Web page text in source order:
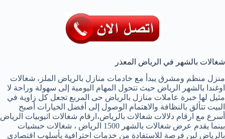
شغالات بالشهر في الرياض المعذر
منزل منظم ومشرق يبدأ مع خادمات منازل بالرياض الملز، شغالات
اوغندا بالشهر الرياض حيث تتحول المهام اليومية إلى سهولة وراحة لا
مثيل لها خبرة عاملات منازل بالرياض حى المربع تجعل كل زاوية في
البيت تتألق بالنظافة والاهتمام الوصول إلى أفضل الخيارات أصبح
أسرع مع ارقام دلالات شغالات بالرياض،ارقام شغالات اثيوبيات الرياض
بينما يقدم عرض شغالات بالشهر 1500 الرياض ، شغالات حبشيات
بالرياض لبن فرصة للاستفادة من خدمات احترافية بأسلوب اقتصادي